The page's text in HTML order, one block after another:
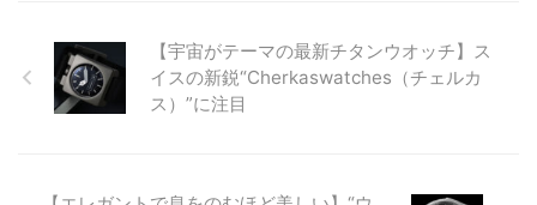
【宇宙がテーマの最新チタンウオッチ】ス
イスの新鋭“Cherkaswatches（チェルカ
ス）”に注目